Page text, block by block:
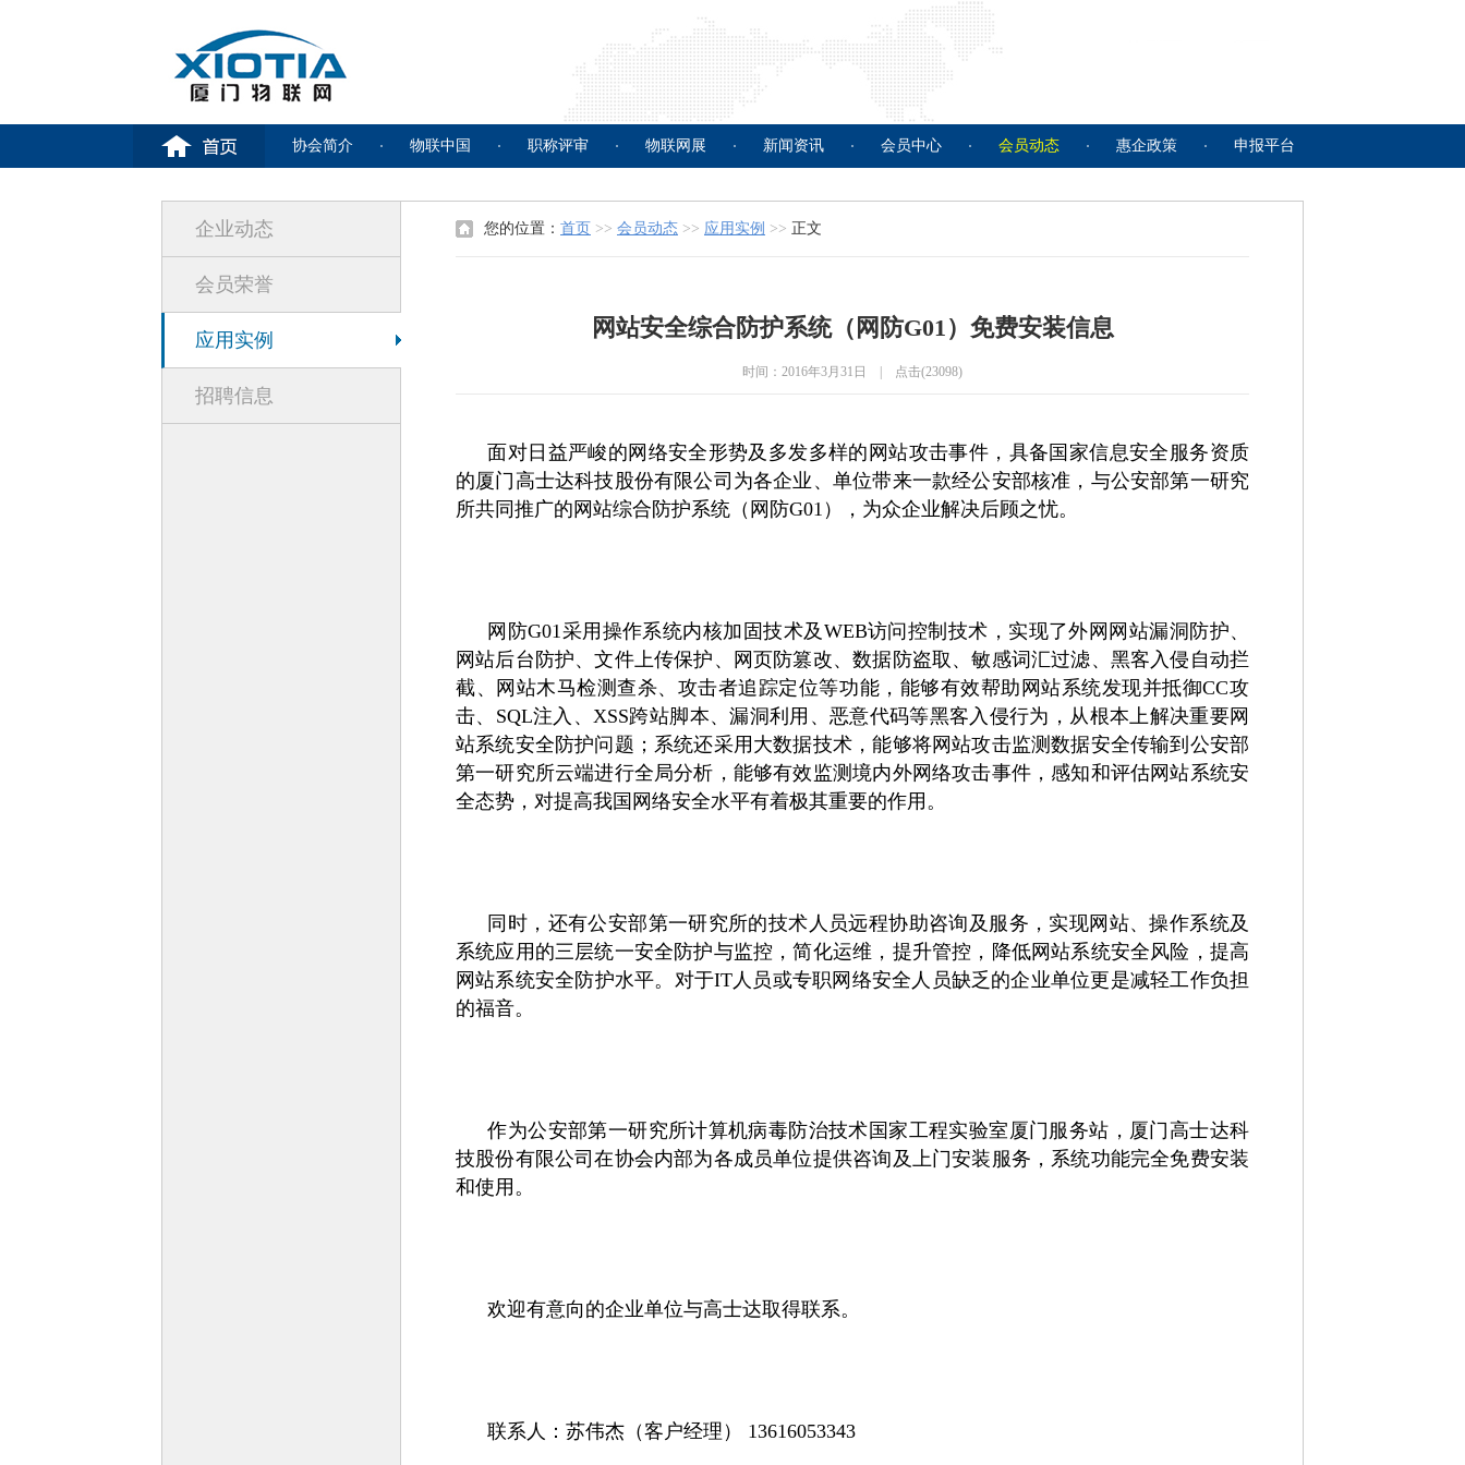
协会简介 物联中国 职称评审 物联网展 新闻资讯 会员中心 会员动态 惠企政策 申报平台
企业动态
会员荣誉
应用实例
招聘信息
您的位置： 首页 >> 会员动态 >> 应用实例 >> 正文
网站安全综合防护系统（网防G01）免费安装信息
时间：2016年3月31日 | 点击(23098)
面对日益严峻的网络安全形势及多发多样的网站攻击事件，具备国家信息安全服务资质
的厦门高士达科技股份有限公司为各企业、单位带来一款经公安部核准，与公安部第一研究
所共同推广的网站综合防护系统（网防G01 ），为众企业解决后顾之忧。
网防G01采用操作系统内核加固技术及 WEB访问控制技术，实现了外网网站漏洞防护、
网站后台防护、文件上传保护、网页防篡改、数据防盗取、敏感词汇过滤、黑客入侵自动拦
截、网站木马检测查杀、攻击者追踪定位等功能，能够有效帮助网站系统发现并抵御CC攻
击、 SQL注入、XSS跨站脚本、漏洞利用、恶意代码等黑客入侵行为，从根本上解决重要网
站系统安全防护问题；系统还采用大数据技术，能够将网站攻击监测数据安全传输到公安部
第一研究所云端进行全局分析，能够有效监测境内外网络攻击事件，感知和评估网站系统安
全态势，对提高我国网络安全水平有着极其重要的作用。
同时，还有公安部第一研究所的技术人员远程协助咨询及服务，实现网站、操作系统及
系统应用的三层统一安全防护与监控，简化运维，提升管控，降低网站系统安全风险，提高
网站系统安全防护水平。对于IT人员或专职网络安全人员缺乏的企业单位更是减轻工作负担
的福音。
作为公安部第一研究所计算机病毒防治技术国家工程实验室厦门服务站，厦门高士达科
技股份有限公司在协会内部为各成员单位提供咨询及上门安装服务，系统功能完全免费安装
和使用。
欢迎有意向的企业单位与高士达取得联系。
联系人：苏伟杰（客户经理） 13616053343